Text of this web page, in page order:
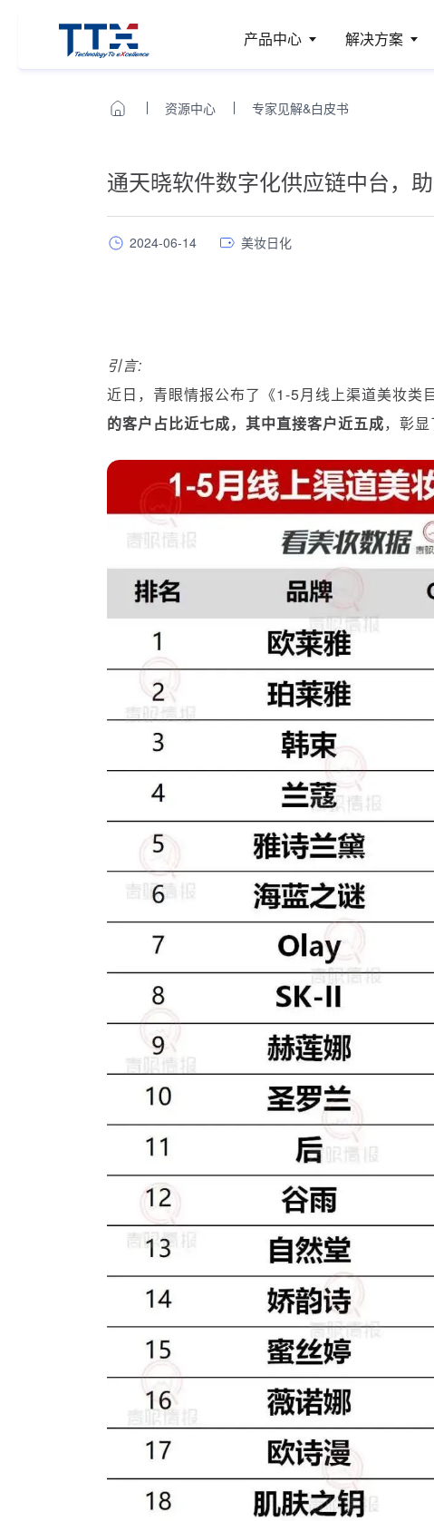
产品中心 解决方案
资源中心 专家见解&白皮书
通天晓软件数字化供应链中台，
2024-06-14 美妆日化
引言:
近日，青眼情报公布了《1-5月线上渠道美妆类
的客户占比近七成，其中直接客户近五成，彰